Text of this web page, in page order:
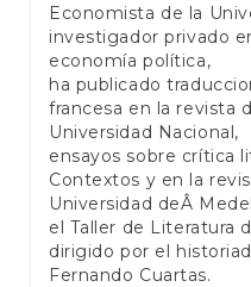
Economista de la
investigador privado
economía política,
ha publicado
francesa en la revista
Universidad Nacional,
ensayos sobre crítica
Contextos y en la
Universidad deÂ
el Taller de Literatura
dirigido por el
Fernando Cuartas.